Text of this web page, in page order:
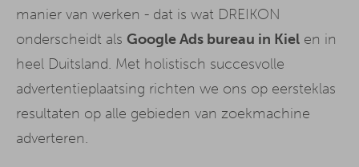
manier van werken - dat is wat DREIKON
onderscheidt als Google Ads bureau in Kiel en in
heel Duitsland. Met holistisch succesvolle
advertentieplaatsing richten we ons op eersteklas
resultaten op alle gebieden van zoekmachine
adverteren.